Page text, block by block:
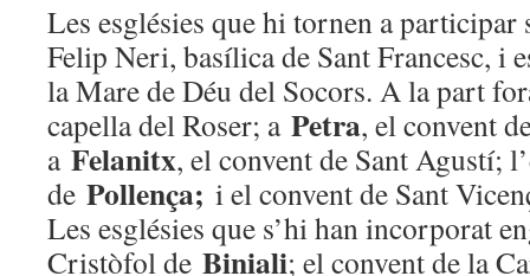
Les esglésies que hi tornen a
Felip Neri, basílica de Sant Francesc, i
la Mare de Déu del Socors. A la part
capella del Roser; a Petra, el convent
a Felanitx, el convent de Sant Agustí;
de Pollença; i el convent de Sant
Les esglésies que s’hi han incorporat
Cristòfol de Biniali; el convent de la